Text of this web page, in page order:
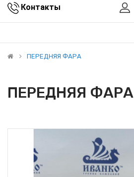
Контакты
ПЕРЕДНЯЯ ФАРА
ПЕРЕДНЯЯ ФАРА